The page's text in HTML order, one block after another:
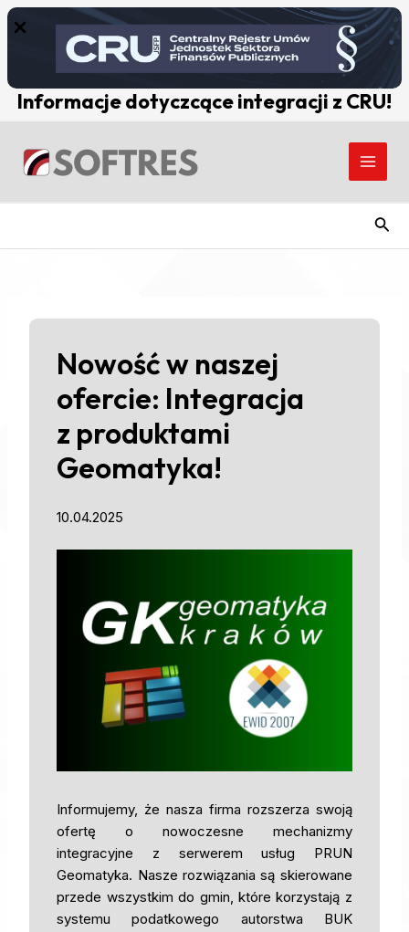
Informacje dotyczcące integracji z CRU!
Skip
Main
Nowość w naszej
ofercie: Integracja
z produktami
Geomatyka!
10.04.2025
Informujemy, że nasza firma rozszerza swoją
ofertę o nowoczesne mechanizmy
integracyjne z serwerem usług PRUN
Geomatyka. Nasze rozwiązania są skierowane
przede wszystkim do gmin, które korzystają z
systemu podatkowego autorstwa BUK
navigation